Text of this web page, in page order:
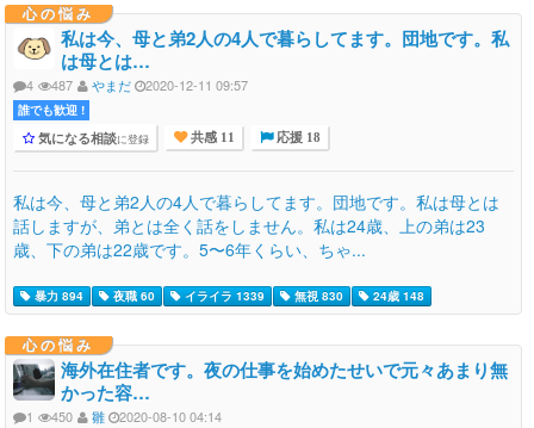
心の悩み
私は今、母と弟2人の4人で暮らしてます。団地です。私
は母とは…
4 487 やまだ 2020-12-11 09:57
誰でも歓迎 !
気になる相談に登録 共感 11 応援 18
私は今、母と弟2人の4人で暮らしてます。団地です。私は母とは
話しますが、弟とは全く話をしません。私は24歳、上の弟は23
歳、下の弟は22歳です。5〜6年くらい、ちゃ...
暴力 894 夜職 60 イライラ 1339 無視 830 24歳 148
心の悩み
海外在住者です。夜の仕事を始めたせいで元々あまり無
かった容…
1 450 雛 2020-08-10 04:14